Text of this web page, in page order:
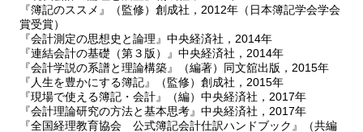
『簿記のススメ』（監修）創成社，2012年（日本簿記学会学会
賞受賞）
『会計測定の思想史と論理』中央経済社，2014年
『連結会計の基礎（第３版）』中央経済社，2014年
『会計学説の系譜と理論構築』（編著）同文舘出版，2015年
『人生を豊かにする簿記』（監修）創成社，2015年
『現場で使える簿記・会計』（編）中央経済社，2017年
『会計理論研究の方法と基本思考』中央経済社，2017年
『全国経理教育協会 公式簿記会計仕訳ハンドブック』（共編